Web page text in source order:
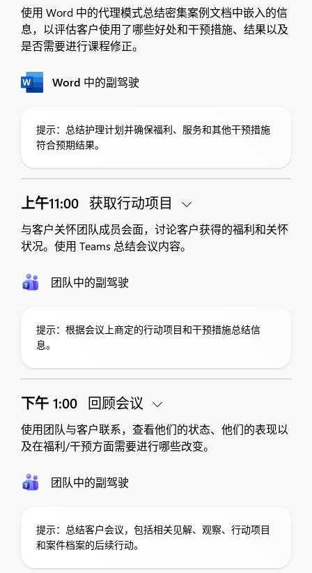
使用 Word 中的代理模式总结密集案例文档中嵌入的信
息，以评估客户使用了哪些好处和干预措施、结果以及
是否需要进行课程修正。
Word 中的副驾驶
提示：总结护理计划并确保福利、服务和其他干预措施
符合预期结果。
上午11:00 获取行动项目
与客户关怀团队成员会面，讨论客户获得的福利和关怀
状况。使用 Teams 总结会议内容。
团队中的副驾驶
提示：根据会议上商定的行动项目和干预措施总结信
息。
下午 1:00 回顾会议
使用团队与客户联系，查看他们的状态、他们的表现以
及在福利/干预方面需要进行哪些改变。
团队中的副驾驶
提示：总结客户会议，包括相关见解、观察、行动项目
和案件档案的后续行动。